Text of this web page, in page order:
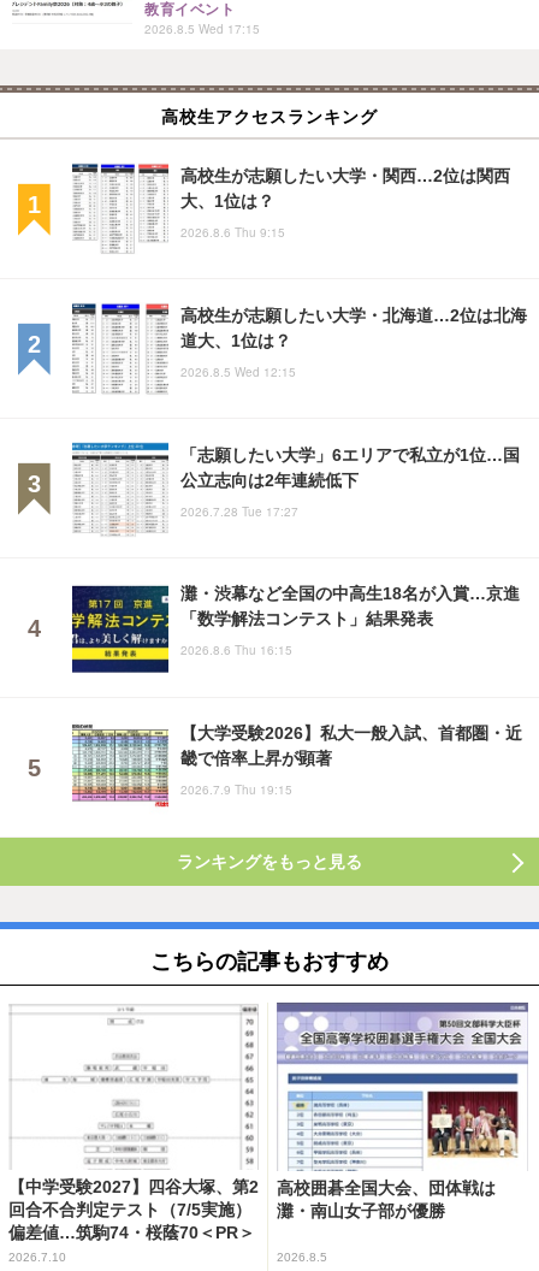
教育イベント
2026.8.5 Wed 17:15
高校生アクセスランキング
高校生が志願したい大学・関西…2位は関西
大、1位は？
2026.8.6 Thu 9:15
高校生が志願したい大学・北海道…2位は北海
道大、1位は？
2026.8.5 Wed 12:15
「志願したい大学」6エリアで私立が1位…国
公立志向は2年連続低下
2026.7.28 Tue 17:27
灘・渋幕など全国の中高生18名が入賞…京進
「数学解法コンテスト」結果発表
2026.8.6 Thu 16:15
【大学受験2026】私大一般入試、首都圏・近
畿で倍率上昇が顕著
2026.7.9 Thu 19:15
ランキングをもっと見る
こちらの記事もおすすめ
【中学受験2027】四谷大塚、第2
回合不合判定テスト（7/5実施）
偏差値…筑駒74・桜蔭70＜PR＞
2026.7.10
高校囲碁全国大会、団体戦は
灘・南山女子部が優勝
2026.8.5